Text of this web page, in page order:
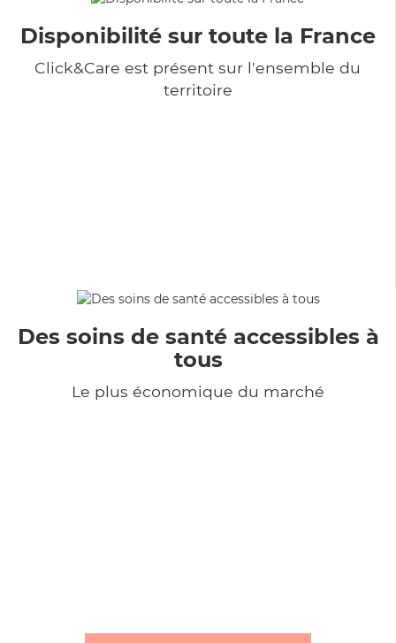
Disponibilité sur toute la France
Click&Care est présent sur l'ensemble du
territoire
Des soins de santé accessibles à
tous
Le plus économique du marché